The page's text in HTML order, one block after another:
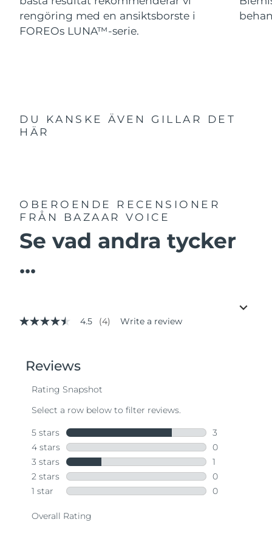
rengöring med en ansiktsborste i
FOREOs LUNA™-serie.
DU KANSKE ÄVEN GILLAR DET
HÄR
OBEROENDE RECENSIONER
FRÅN BAZAAR VOICE
Se vad andra tycker
...
4.5
stars,
average
value.
Same
page
link.
4.5 (4) Write a review